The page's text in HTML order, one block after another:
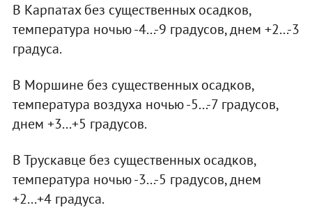
В Карпатах без существенных осадков,
температура ночью -4...-9 градусов, днем +2...-3
градуса.
В Моршине без существенных осадков,
температура воздуха ночью -5...-7 градусов,
днем +3...+5 градусов.
В Трускавце без существенных осадков,
температура ночью -3...-5 градусов, днем
+2...+4 градуса.